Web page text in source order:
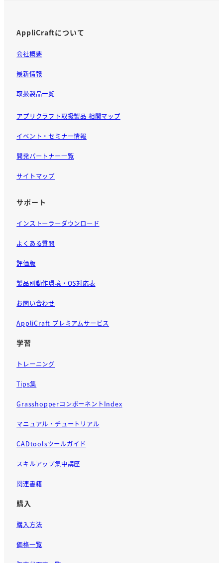
AppliCraftについて
会社概要
最新情報
取扱製品一覧
アプリクラフト取扱製品 相関マップ
イベント・セミナー情報
開発パートナー一覧
サイトマップ
サポート
インストーラーダウンロード
よくある質問
評価版
製品別動作環境・OS対応表
お問い合わせ
AppliCraft プレミアムサービス
学習
トレーニング
Tips集
GrasshopperコンポーネントIndex
マニュアル・チュートリアル
CADtoolsツールガイド
スキルアップ集中講座
関連書籍
購入
購入方法
価格一覧